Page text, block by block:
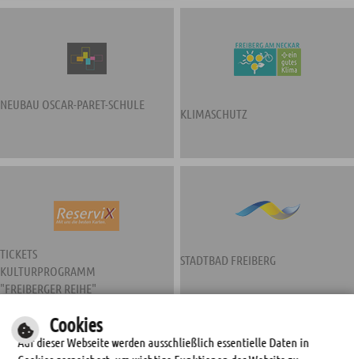
NEUBAU OSCAR-PARET-SCHULE
KLIMASCHUTZ
TICKETS
KULTURPROGRAMM
"FREIBERGER REIHE"
STADTBAD FREIBERG
Cookies
Auf dieser Webseite werden ausschließlich essentielle Daten in